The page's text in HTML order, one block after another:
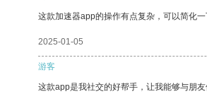
这款加速器app的操作有点复杂，可以简化一
2025-01-05
游客
这款app是我社交的好帮手，让我能够与朋友